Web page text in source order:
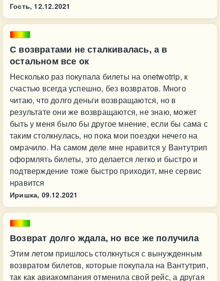
Гость, 12.12.2021
С возвратами не сталкивалась, а в
остальном все ок
Несколько раз покупала билеты на onetwotrip, к
счастью всегда успешно, без возвратов. Много
читаю, что долго деньги возвращаются, но в
результате они же возвращаются, не знаю, может
быть у меня было бы другое мнение, если бы сама с
таким столкнулась, но пока мои поездки нечего на
омрачило. На самом деле мне нравится у Вантутрип
оформлять билеты, это делается легко и быстро и
подтверждение тоже быстро приходит, мне сервис
нравится
Иришка, 09.12.2021
Возврат долго ждала, но все же получила
Этим летом пришлось столкнуться с вынужденным
возвратом билетов, которые покупала на Вантутрип,
так как авиакомпания отменила свой рейс, а другая